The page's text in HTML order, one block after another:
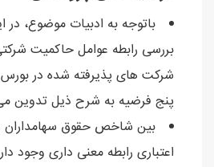
باتوجه به ادبیات موضوع،
بررسی رابطه عوامل حاکمیت
شرکت های پذیرفته شده در بورس
پنج فرضیه به شرح ذیل تدوین
بین شاخص حقوق سهامداران و
اعتباری رابطه معنی داری وجود